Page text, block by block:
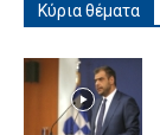
Κύρια θέματα